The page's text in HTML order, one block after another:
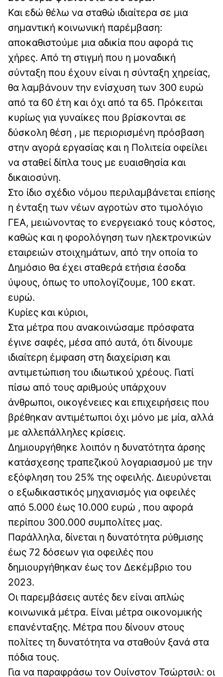
Και εδώ θέλω να σταθώ ιδιαίτερα σε μια
σημαντική κοινωνική παρέμβαση:
αποκαθιστούμε μια αδικία που αφορά τις
χήρες. Από τη στιγμή που η μοναδική
σύνταξη που έχουν είναι η σύνταξη χηρείας,
θα λαμβάνουν την ενίσχυση των 300 ευρώ
από τα 60 έτη και όχι από τα 65. Πρόκειται
κυρίως για γυναίκες που βρίσκονται σε
δύσκολη θέση , με περιορισμένη πρόσβαση
στην αγορά εργασίας και η Πολιτεία οφείλει
να σταθεί δίπλα τους με ευαισθησία και
δικαιοσύνη.
Στο ίδιο σχέδιο νόμου περιλαμβάνεται επίσης
η ένταξη των νέων αγροτών στο τιμολόγιο
ΓΕΑ, μειώνοντας το ενεργειακό τους κόστος,
καθώς και η φορολόγηση των ηλεκτρονικών
εταιρειών στοιχημάτων, από την οποία το
Δημόσιο θα έχει σταθερά ετήσια έσοδα
ύψους, όπως το υπολογίζουμε, 100 εκατ.
ευρώ.
Κυρίες και κύριοι,
Στα μέτρα που ανακοινώσαμε πρόσφατα
έγινε σαφές, μέσα από αυτά, ότι δίνουμε
ιδιαίτερη έμφαση στη διαχείριση και
αντιμετώπιση του ιδιωτικού χρέους. Γιατί
πίσω από τους αριθμούς υπάρχουν
άνθρωποι, οικογένειες και επιχειρήσεις που
βρέθηκαν αντιμέτωποι όχι μόνο με μία, αλλά
με αλλεπάλληλες κρίσεις.
Δημιουργήθηκε λοιπόν η δυνατότητα άρσης
κατάσχεσης τραπεζικού λογαριασμού με την
εξόφληση του 25% της οφειλής. Διευρύνεται
ο εξωδικαστικός μηχανισμός για οφειλές
από 5.000 έως 10.000 ευρώ , που αφορά
περίπου 300.000 συμπολίτες μας.
Παράλληλα, δίνεται η δυνατότητα ρύθμισης
έως 72 δόσεων για οφειλές που
δημιουργήθηκαν έως τον Δεκέμβριο του
2023.
Οι παρεμβάσεις αυτές δεν είναι απλώς
κοινωνικά μέτρα. Είναι μέτρα οικονομικής
επανένταξης. Μέτρα που δίνουν στους
πολίτες τη δυνατότητα να σταθούν ξανά στα
πόδια τους.
Για να παραφράσω τον Ουίνστον Τσώρτσιλ: οι